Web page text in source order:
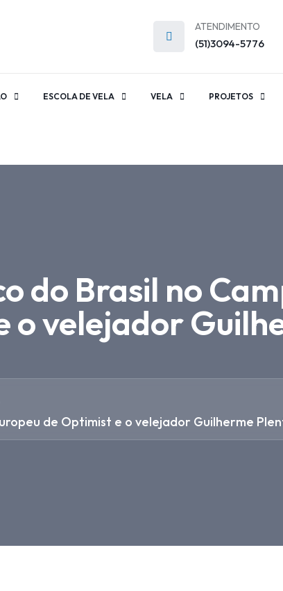
ATENDIMENTO
(51)3094-5776
ESCOLA DE VELA VELA PROJETOS
do Brasil no
o velejador
de Optimist e o velejador Guilherme